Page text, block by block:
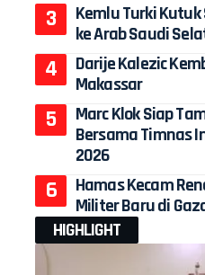
Kemlu Turki
ke Arab Saudi
Darije Kalezic
Makassar
Marc Klok Siap
Bersama Timnas
2026
Hamas Kecam
Militer Baru di
HIGHLIGHT